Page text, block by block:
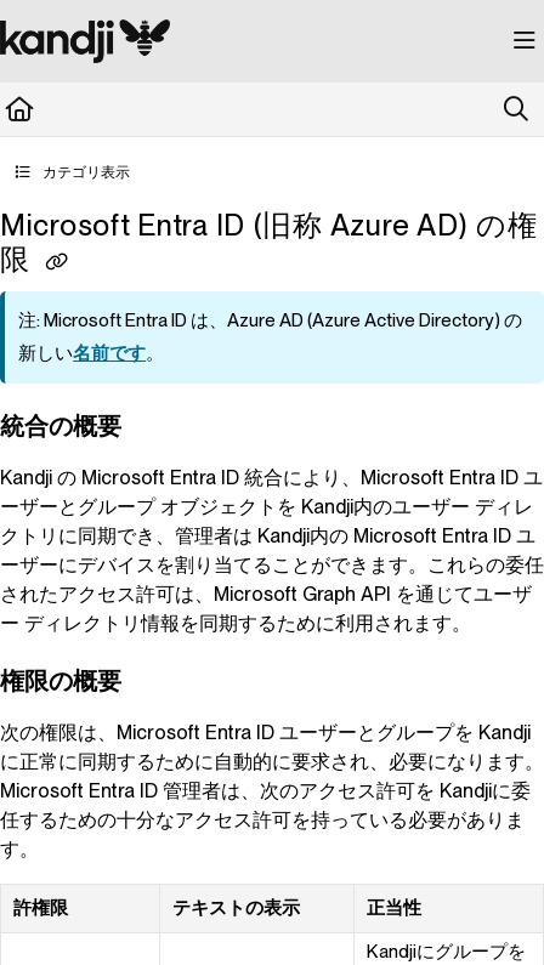
Documentation Index
Fetch the complete documentation index at: https://kandji.document360.io/
カテゴリ表示
Microsoft Entra ID (旧称 Azure AD) の権
限
注: Microsoft Entra ID は、Azure AD (Azure Active Directory) の
新しい名前です。
統合の概要
Kandji の Microsoft Entra ID 統合により、Microsoft Entra ID ユ
ーザーとグループ オブジェクトを Kandji内のユーザー ディレ
クトリに同期でき、管理者は Kandji内の Microsoft Entra ID ユ
ーザーにデバイスを割り当てることができます。これらの委任
されたアクセス許可は、Microsoft Graph API を通じてユーザ
ー ディレクトリ情報を同期するために利用されます。
権限の概要
次の権限は、Microsoft Entra ID ユーザーとグループを Kandji
に正常に同期するために自動的に要求され、必要になります。
Microsoft Entra ID 管理者は、次のアクセス許可を Kandjiに委
任するための十分なアクセス許可を持っている必要がありま
す。
許権限 テキストの表示 正当性
Kandjiにグループを